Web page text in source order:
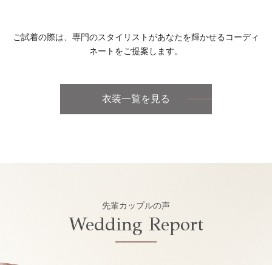
ご試着の際は、専門のスタイリストがあなたを輝かせるコーディ
ネートをご提案します。
衣装一覧を見る
先輩カップルの声
Wedding Report